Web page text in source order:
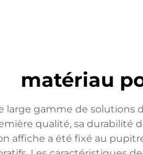
matériau
large gamme de
qualité, sa
affiche a été fixé au